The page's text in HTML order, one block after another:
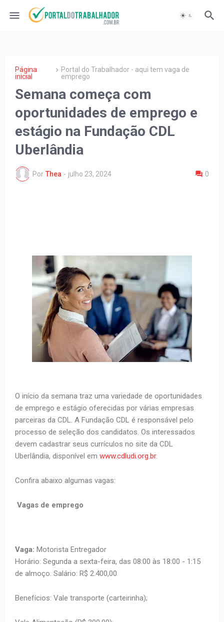
Página
inicial
Portal do Trabalhador - aqui tem vaga de
emprego
Semana começa com
oportunidades de emprego e
estágio na Fundação CDL
Uberlândia
Por Thea - julho 23, 2024 0
O início da semana traz uma variedade de oportunidades
de emprego e estágio oferecidas por várias empresas
parceiras da CDL. A Fundação CDL é responsável pelo
processo de seleção dos candidatos. Os interessados
devem cadastrar seus currículos no site da CDL
Uberlândia, disponível em www.cdludi.org.br.
Confira abaixo algumas vagas:
Vagas de emprego
Vaga: Motorista Entregador
Horário: Segunda a sexta-feira, das 08:00 às 18:00 - 1:15
de almoço. Salário: R$ 2.400,00
Benefícios: Vale transporte (carteirinha);